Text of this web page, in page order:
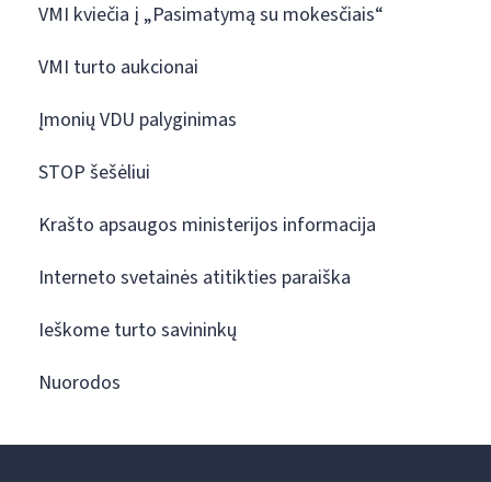
VMI kviečia į „Pasimatymą su mokesčiais“
VMI turto aukcionai
Įmonių VDU palyginimas
STOP šešėliui
Krašto apsaugos ministerijos informacija
Interneto svetainės atitikties paraiška
Ieškome turto savininkų
Nuorodos